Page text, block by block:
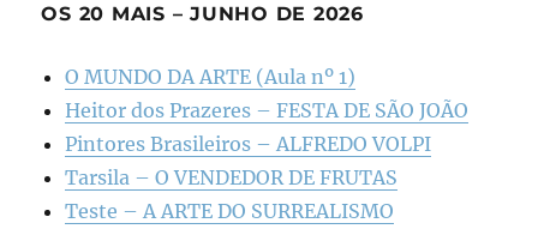
OS 20 MAIS – JUNHO DE 2026
O MUNDO DA ARTE (Aula nº 1)
Heitor dos Prazeres – FESTA DE SÃO JOÃO
Pintores Brasileiros – ALFREDO VOLPI
Tarsila – O VENDEDOR DE FRUTAS
Teste – A ARTE DO SURREALISMO